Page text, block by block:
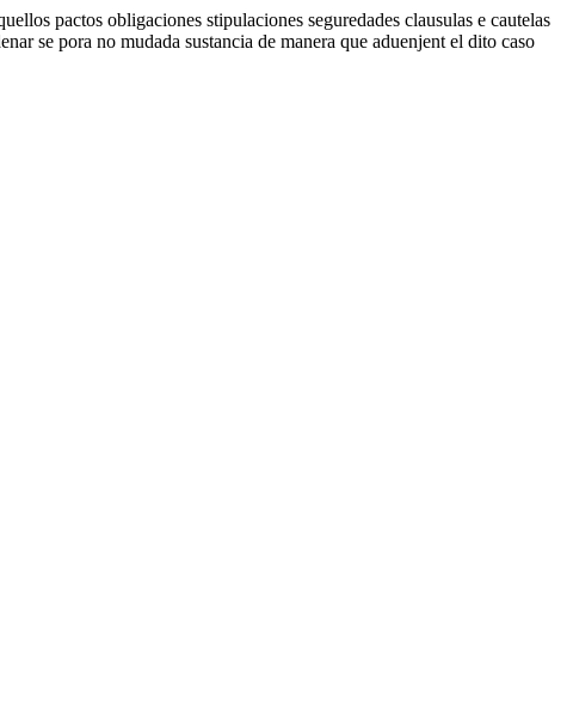
pactos obligaciones stipulaciones seguredades clausulas e cautelas
se pora no mudada sustancia de manera que aduenjent el dito caso